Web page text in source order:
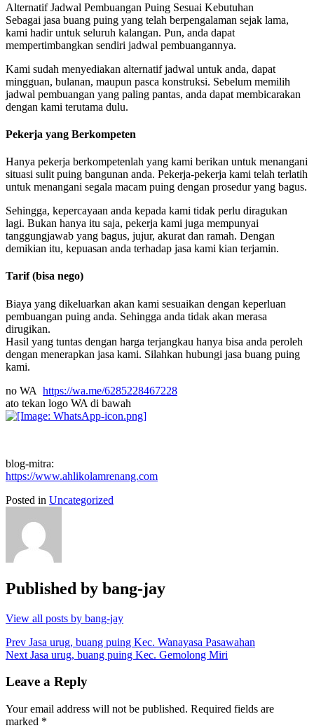
Alternatif Jadwal Pembuangan Puing Sesuai Kebutuhan
Sebagai jasa buang puing yang telah berpengalaman sejak lama,
kami hadir untuk seluruh kalangan. Pun, anda dapat
mempertimbangkan sendiri jadwal pembuangannya.
Kami sudah menyediakan alternatif jadwal untuk anda, dapat
mingguan, bulanan, maupun pasca konstruksi. Sebelum memilih
jadwal pembuangan yang paling pantas, anda dapat membicarakan
dengan kami terutama dulu.
Pekerja yang Berkompeten
Hanya pekerja berkompetenlah yang kami berikan untuk menangani
situasi sulit puing bangunan anda. Pekerja-pekerja kami telah terlatih
untuk menangani segala macam puing dengan prosedur yang bagus.
Sehingga, kepercayaan anda kepada kami tidak perlu diragukan
lagi. Bukan hanya itu saja, pekerja kami juga mempunyai
tanggungjawab yang bagus, jujur, akurat dan ramah. Dengan
demikian itu, kepuasan anda terhadap jasa kami kian terjamin.
Tarif (bisa nego)
Biaya yang dikeluarkan akan kami sesuaikan dengan keperluan
pembuangan puing anda. Sehingga anda tidak akan merasa
dirugikan.
Hasil yang tuntas dengan harga terjangkau hanya bisa anda peroleh
dengan menerapkan jasa kami. Silahkan hubungi jasa buang puing
kami.
no WA https://wa.me/6285228467228
ato tekan logo WA di bawah
blog-mitra:
https://www.ahlikolamrenang.com
Posted in Uncategorized
Published by bang-jay
View all posts by bang-jay
Post
navigation
Prev Jasa urug, buang puing Kec. Wanayasa Pasawahan
Next Jasa urug, buang puing Kec. Gemolong Miri
Leave a Reply
Your email address will not be published. Required fields are
marked *